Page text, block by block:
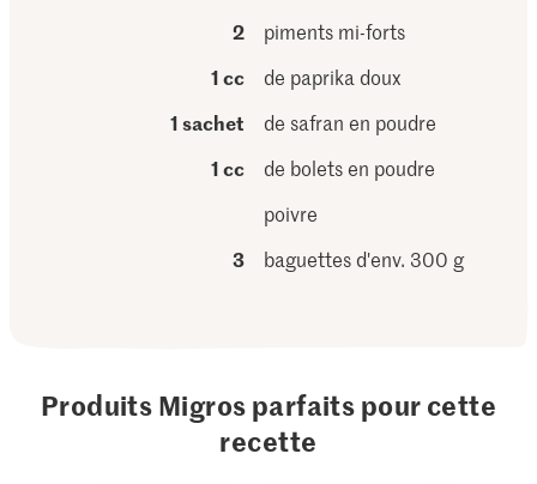
2
piments mi-forts
1 cc
de paprika doux
1 sachet
de safran en poudre
1 cc
de bolets en poudre
poivre
3
baguettes d'env. 300 g
Produits Migros parfaits pour cette
recette